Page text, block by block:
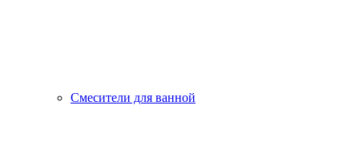
Смесители для ванной